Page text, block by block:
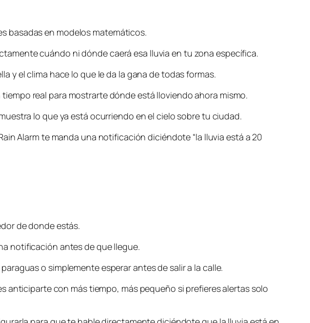
basadas en modelos matemáticos.
cuándo ni dónde caerá esa lluvia en tu zona específica.
y el clima hace lo que le da la gana de todas formas.
real para mostrarte dónde está lloviendo ahora mismo.
lo que ya está ocurriendo en el cielo sobre tu ciudad.
Alarm te manda una notificación diciéndote “la lluvia está a 20
de donde estás.
notificación antes de que llegue.
o simplemente esperar antes de salir a la calle.
anticiparte con más tiempo, más pequeño si prefieres alertas solo